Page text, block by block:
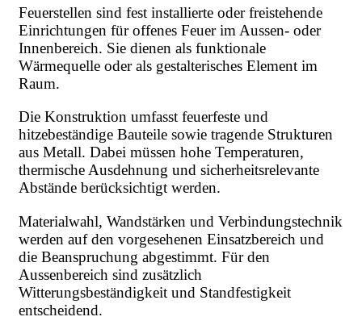
Feuerstellen sind fest installierte oder freistehende
Einrichtungen für offenes Feuer im Aussen- oder
Innenbereich. Sie dienen als funktionale
Wärmequelle oder als gestalterisches Element im
Raum.
Die Konstruktion umfasst feuerfeste und
hitzebeständige Bauteile sowie tragende Strukturen
aus Metall. Dabei müssen hohe Temperaturen,
thermische Ausdehnung und sicherheitsrelevante
Abstände berücksichtigt werden.
Materialwahl, Wandstärken und Verbindungstechnik
werden auf den vorgesehenen Einsatzbereich und
die Beanspruchung abgestimmt. Für den
Aussenbereich sind zusätzlich
Witterungsbeständigkeit und Standfestigkeit
entscheidend.